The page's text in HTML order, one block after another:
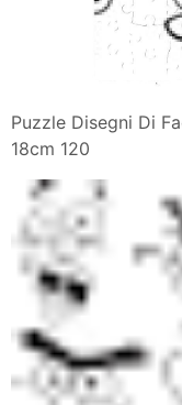
Puzzle Disegni Di
18cm 120